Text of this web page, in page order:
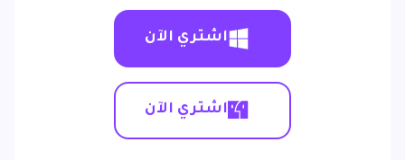
اشتري الآن
اشتري الآن